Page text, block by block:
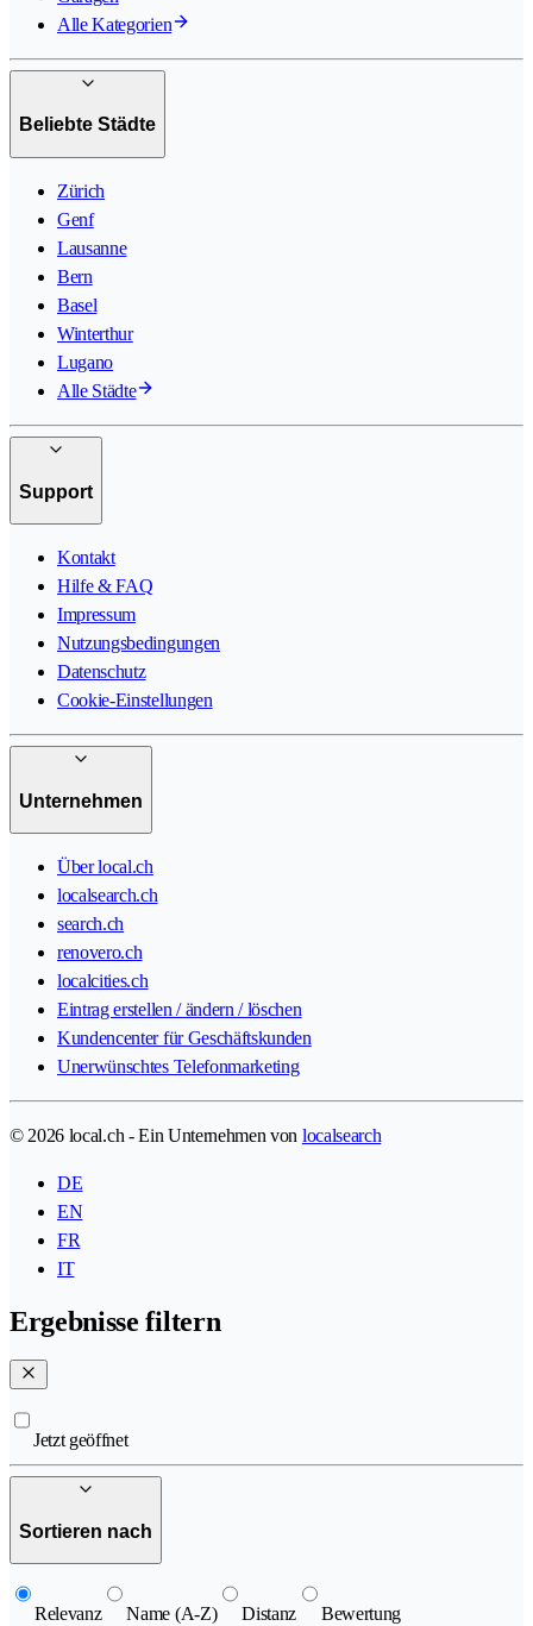
Alle Kategorien
Beliebte Städte
Zürich
Genf
Lausanne
Bern
Basel
Winterthur
Lugano
Alle Städte
Support
Kontakt
Hilfe & FAQ
Impressum
Nutzungsbedingungen
Datenschutz
Cookie-Einstellungen
Unternehmen
Über local.ch
localsearch.ch
search.ch
renovero.ch
localcities.ch
Eintrag erstellen / ändern / löschen
Kundencenter für Geschäftskunden
Unerwünschtes Telefonmarketing
© 2026 local.ch - Ein Unternehmen von localsearch
DE
EN
FR
IT
Ergebnisse filtern
Jetzt geöffnet
Sortieren nach
Relevanz Name (A-Z) Distanz Bewertung